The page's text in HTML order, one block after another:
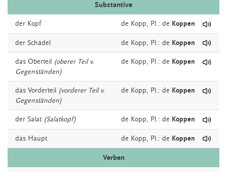
Substantive
der Kopf de Kopp, Pl.: de Koppen
der Schädel de Kopp, Pl.: de Koppen
das Oberteil (oberer Teil v.
Gegenständen)
de Kopp, Pl.: de Koppen
das Vorderteil (vorderer Teil v.
Gegenständen)
de Kopp, Pl.: de Koppen
der Salat (Salatkopf) de Kopp, Pl.: de Koppen
das Haupt de Kopp, Pl.: de Koppen
Verben